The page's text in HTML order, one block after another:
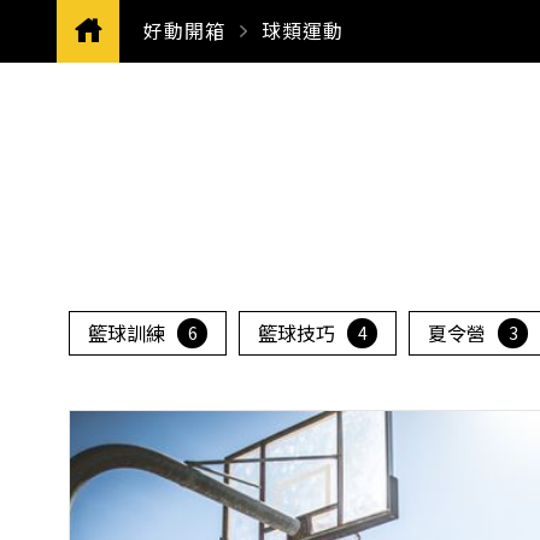
好動開箱 CURRENT:
球類運動
籃球訓練 6 籃球技巧 4 夏令營 3